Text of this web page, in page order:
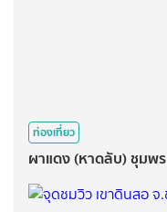
ท่องเที่ยว
ผาแดง​ (หาดลับ)​ ชุมพร